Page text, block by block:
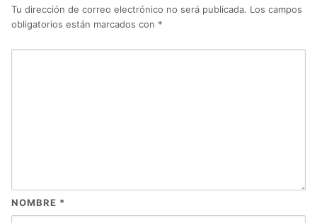
Tu dirección de correo electrónico no será publicada. Los campos
obligatorios están marcados con *
NOMBRE *